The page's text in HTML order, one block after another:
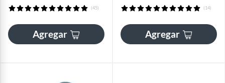
(45)
Agregar
(14)
Agregar